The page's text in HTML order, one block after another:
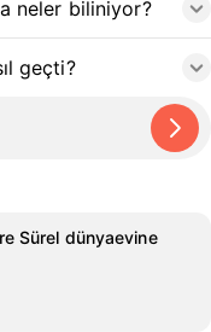
neler biliniyor?
geçti?
Sürel dünyaevine